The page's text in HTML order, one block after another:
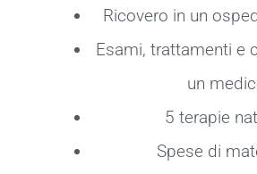
Ricovero in un
Esami, trattamenti e
un
5 terapie
Spese di